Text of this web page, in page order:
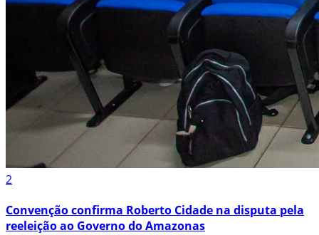
2
Convenção confirma Roberto Cidade na disputa pela
reeleição ao Governo do Amazonas